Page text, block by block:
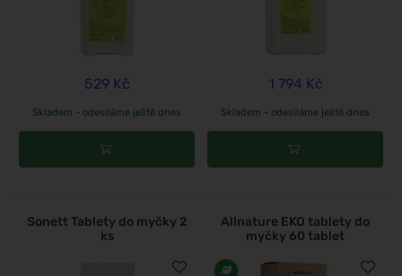
529 Kč
Skladem - odesíláme ještě dnes
1 794 Kč
Skladem - odesíláme ještě dnes
Sonett Tablety do myčky 2
ks
Allnature EKO tablety do
myčky 60 tablet